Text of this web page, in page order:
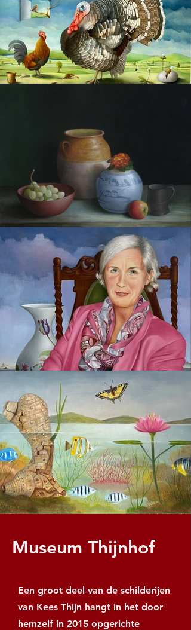
Museum Thijnhof
Een groot deel van de schilderijen
van Kees Thijn hangt in het door
hemzelf in 2015 opgerichte